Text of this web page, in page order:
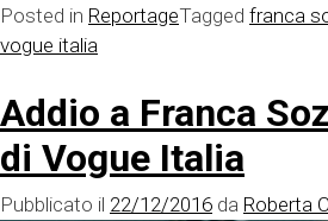
Posted in ReportageTagged franca
vogue italia
Addio a Franca
di Vogue Italia
Pubblicato il 22/12/2016 da Roberta